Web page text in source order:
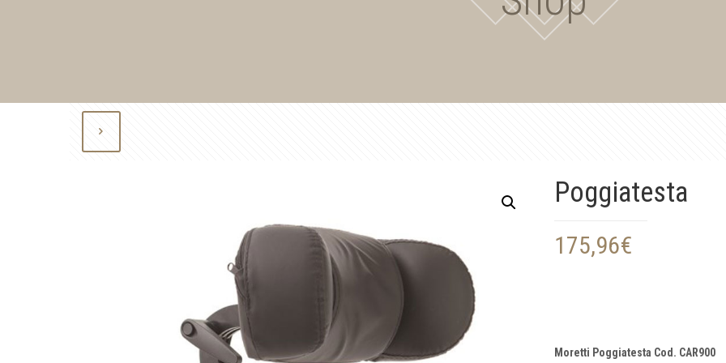
Poggiatesta
175,96€
Moretti Poggiatesta Cod. CAR900